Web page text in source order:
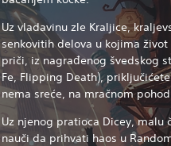
Uz vladavinu zle Kraljice,
senkovitih delova u kojima
priči, iz nagrađenog švedskog
Fe, Flipping Death),
nema sreće, na mračnom
Uz njenog pratioca Dicey, malu
nauči da prihvati haos u